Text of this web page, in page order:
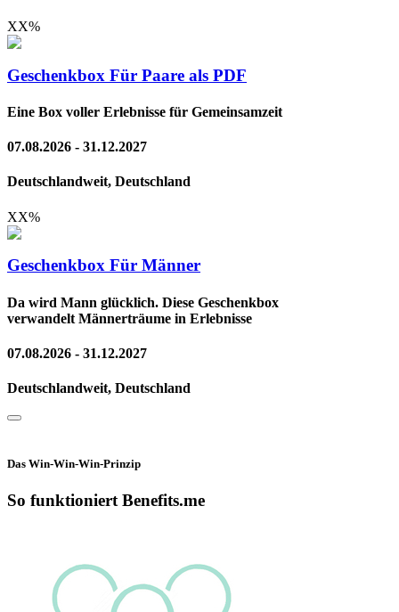
XX%
Geschenkbox Für Paare als PDF
Eine Box voller Erlebnisse für Gemeinsamzeit
07.08.2026 - 31.12.2027
Deutschlandweit, Deutschland
XX%
Geschenkbox Für Männer
Da wird Mann glücklich. Diese Geschenkbox
verwandelt Männerträume in Erlebnisse
07.08.2026 - 31.12.2027
Deutschlandweit, Deutschland
Das Win-Win-Win-Prinzip
So funktioniert Benefits.me